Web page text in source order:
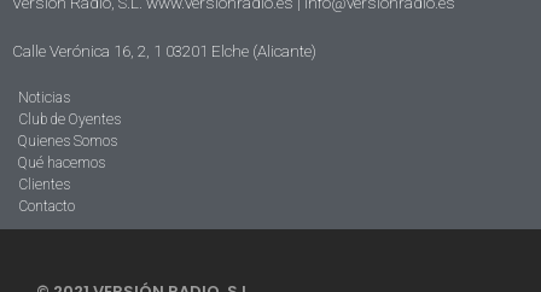
Calle Verónica 16, 2, 1 03201 Elche (Alicante)
Noticias
Club de Oyentes
Quienes Somos
Qué hacemos
Clientes
Contacto